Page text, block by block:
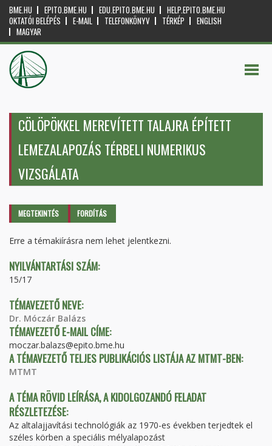
BME.HU EPITO.BME.HU EDU.EPITO.BME.HU
HELP.EPITO.BME.HU
OKTATÓI BELÉPÉS
E-MAIL TELEFONKÖNYV TÉRKÉP
ENGLISH
MAGYAR
CÖLÖPÖKKEL MEREVÍTETT TALAJRA ÉPÍTETT
LEMEZALAPOZÁS TÉRBELI NUMERIKUS
VIZSGÁLATA
Elsődleges fülek
MEGTEKINTÉS (AKTÍVFORDÍTÁS
Erre a témakiírásra nem lehet jelentkezni.
NYILVÁNTARTÁSI SZÁM:
15/17
TÉMAVEZETŐ NEVE:
Dr. Móczár Balázs
TÉMAVEZETŐ E-MAIL CÍME:
moczar.balazs@epito.bme.hu
A TÉMAVEZETŐ TELJES PUBLIKÁCIÓS LISTÁJA AZ MTMT-BEN:
MTMT
A TÉMA RÖVID LEÍRÁSA, A KIDOLGOZANDÓ FELADAT
RÉSZLETEZÉSE:
Az altalajjavítási technológiák az 1970-es években terjedtek el
széles körben a speciális mélyalapozást